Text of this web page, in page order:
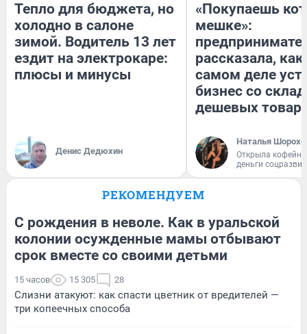
Тепло для бюджета, но
холодно в салоне
зимой. Водитель 13 лет
ездит на электрокаре:
плюсы и минусы
Денис Дедюхин
«Покупаешь
мешке»:
рассказала, как
самом деле
бизнес со
дешевых
Наталья
Открыла
деньги
РЕКОМЕНДУЕМ
С рождения в неволе. Как в уральской
колонии осужденные мамы отбывают
срок вместе со своими детьми
15 часов 15 305 28
Слизни атакуют: как спасти цветник от вредителей —
три копеечных способа